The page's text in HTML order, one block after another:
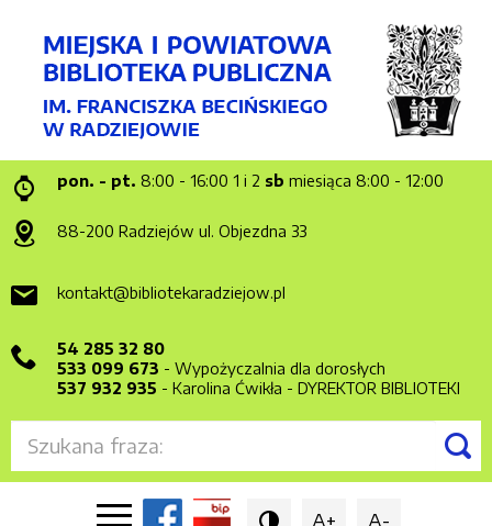
pon. - pt. 8:00 - 16:00 1 i 2 sb miesiąca 8:00 - 12:00
88-200 Radziejów ul. Objezdna 33
kontakt@bibliotekaradziejow.pl
54 285 32 80
533 099 673 - Wypożyczalnia dla dorosłych
537 932 935 - Karolina Ćwikła - DYREKTOR BIBLIOTEKI

 A+ A-